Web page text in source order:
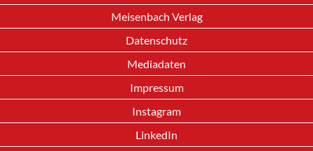
Meisenbach Verlag
Datenschutz
Mediadaten
Impressum
Instagram
LinkedIn